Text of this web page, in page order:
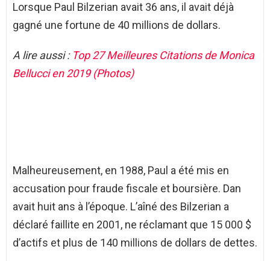
Lorsque Paul Bilzerian avait 36 ans, il avait déjà
gagné une fortune de 40 millions de dollars.
A lire aussi : Top 27 Meilleures Citations de Monica
Bellucci en 2019 (Photos)
Malheureusement, en 1988, Paul a été mis en
accusation pour fraude fiscale et boursière. Dan
avait huit ans à l’époque. L’aîné des Bilzerian a
déclaré faillite en 2001, ne réclamant que 15 000 $
d’actifs et plus de 140 millions de dollars de dettes.